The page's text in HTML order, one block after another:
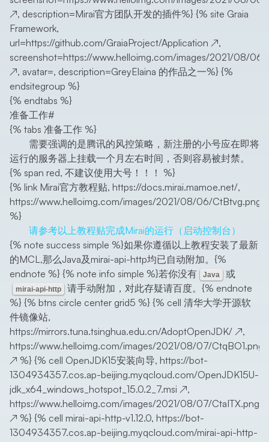
↗, description=Mirai官方团队开发的插件%} {% site Graia
Framework,
url=https://github.com/GraiaProject/Application ↗,
screenshot=https://www.helloimg.com/images/2021/08/06/
↗, avatar=, description=GreyElaina 的作品之一%} {%
endsitegroup %}
{% endtabs %}
准备工作#
{% tabs 准备工作 %}
需要强调的是腾讯的风控策略，新注册的小号应在即将
运行的服务器上挂载一个月左右时间，否则容易被封禁。
{% span red, 不建议使用大号！！！ %}
{% link Mirai官方教程贴, https://docs.mirai.mamoe.net/,
https://www.helloimg.com/images/2021/08/06/CtBtvg.png
%}
请参考以上教程贴完成Mirai的运行（启动控制台）
{% note success simple %}如果你遵循以上教程安装了最新
的MCL,那么Java及mirai-api-http均已自动附加。{%
endnote %} {% note info simple %}若你没有
Java 或
mirai-api-http
请手动附加，对此存疑请百度。{% endnote
%} {% btns circle center grid5 %} {% cell 清华大学开源软
件镜像站,
https://mirrors.tuna.tsinghua.edu.cn/AdoptOpenJDK/ ↗,
https://www.helloimg.com/images/2021/08/07/CtqBO1.png
↗ %} {% cell OpenJDK15安装向导, https://bot-
1304934357.cos.ap-beijing.myqcloud.com/OpenJDK15U-
jdk_x64_windows_hotspot_15.0.2_7.msi ↗,
https://www.helloimg.com/images/2021/08/07/CtaITX.png
↗ %} {% cell mirai-api-http-v1.12.0, https://bot-
1304934357.cos.ap-beijing.myqcloud.com/mirai-api-http-